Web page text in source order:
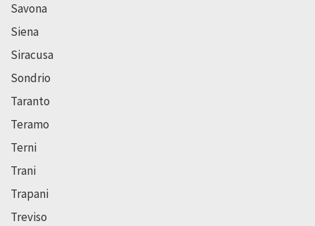
Savona
Siena
Siracusa
Sondrio
Taranto
Teramo
Terni
Trani
Trapani
Treviso